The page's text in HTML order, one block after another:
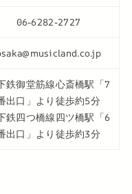
06-6282-2727
鉄御堂筋線心斎橋駅「7
出口」より徒歩約5分
鉄四つ橋線四ツ橋駅「6
出口」より徒歩約3分